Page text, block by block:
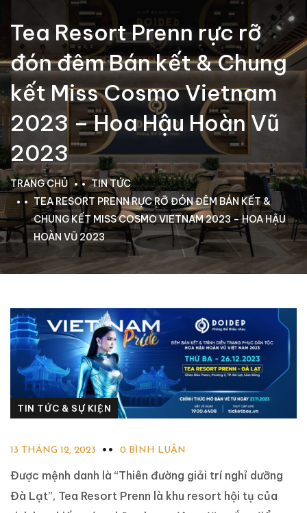
Tea Resort Prenn rực rỡ
đón đêm Bán kết & Chung
kết Miss Cosmo Vietnam
2023 – Hoa Hậu Hoàn Vũ
2023
TRANG CHỦ
TIN TỨC
TEA RESORT PRENN RỰC RỠ ĐÓN ĐÊM BÁN KẾT &
CHUNG KẾT MISS COSMO VIETNAM 2023 – HOA HẬU
HOÀN VŨ 2023
TIN TỨC & SỰ KIỆN
13 THÁNG 12, 2023 0 BÌNH LUẬN
Được mệnh danh là “Thiên đường giải trí nghỉ dưỡng
Đà Lạt”, Tea Resort Prenn là khu resort hội tụ của